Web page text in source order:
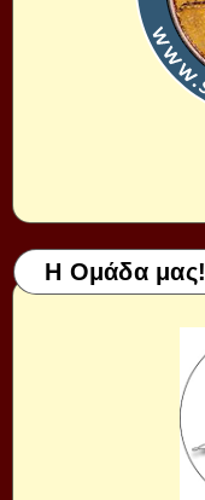
Η Ομάδα μας!